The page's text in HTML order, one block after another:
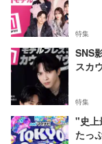
特集
SNS
スカ
特集
"史上
たっ